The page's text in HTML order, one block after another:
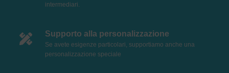
intermediari.
Supporto alla personalizzazione
Se avete esigenze particolari, supportiamo anche una
personalizzazione speciale